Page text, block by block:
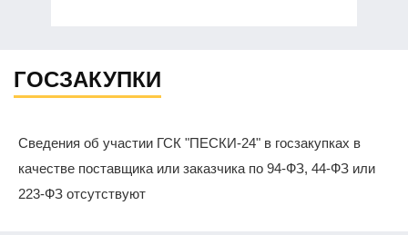
ГОСЗАКУПКИ
Сведения об участии ГСК "ПЕСКИ-24" в госзакупках в
качестве поставщика или заказчика по 94-ФЗ, 44-ФЗ или
223-ФЗ отсутствуют